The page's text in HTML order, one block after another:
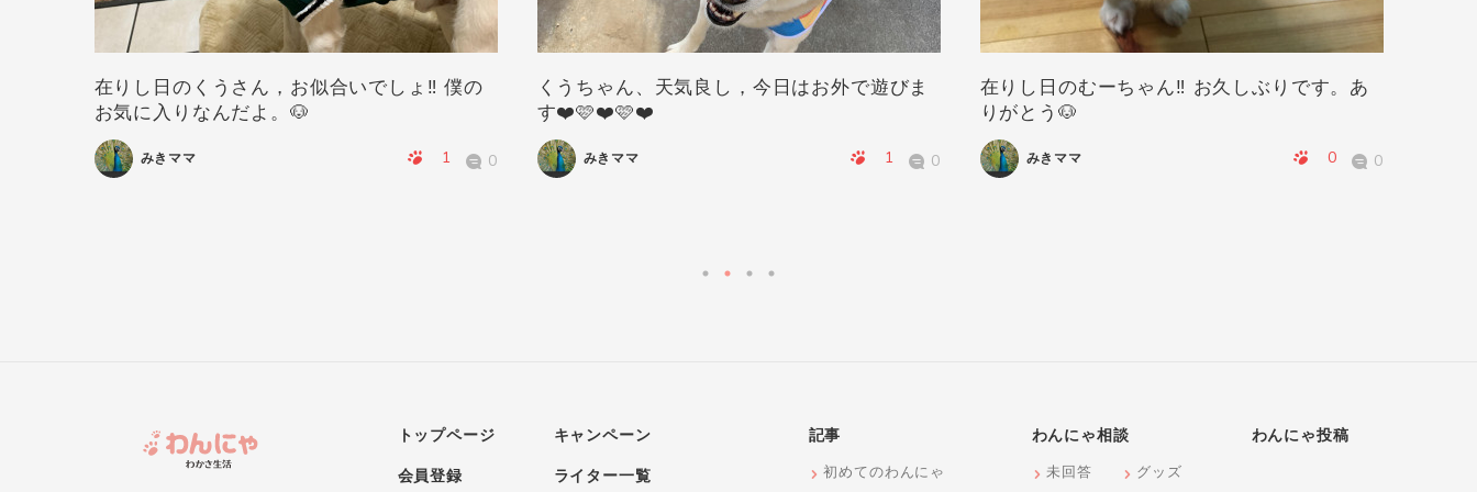
在りし日のくうさん，お似合いでしょ‼️ 僕の
お気に入りなんだよ。🐶
みきママ 1 0
くうちゃん、天気良し，今日はお外で遊びま
す❤️🩷❤️🩷❤️
みきママ 1 0
在りし日のむーちゃん‼️ お久しぶりです。あ
りがとう🐶
みきママ 0 0
トップページ
会員登録
キャンペーン
ライター一覧
記事
初めてのわんにゃ
わんにゃ相談
未回答 グッズ
わんにゃ投稿